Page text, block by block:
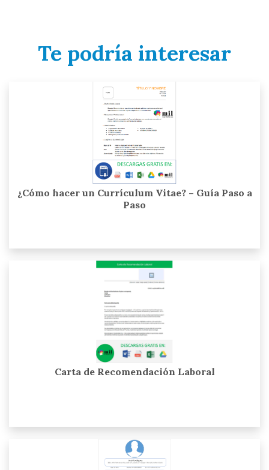
Te podría interesar
¿Cómo hacer un Currículum Vitae? – Guía Paso a
Paso
Carta de Recomendación Laboral